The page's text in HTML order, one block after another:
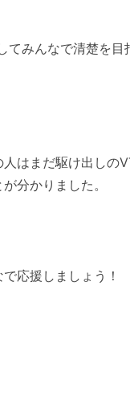
てみんなで清楚を目
人はまだ駆け出しの
分かりました。
応援しましょう！